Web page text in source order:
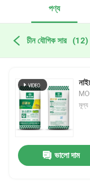
পণ্য
চীন যৌগিক সার (12)
ভালো দাম